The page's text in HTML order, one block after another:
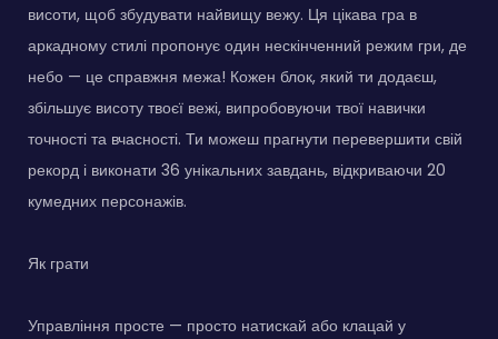
висоти, щоб збудувати найвищу вежу. Ця цікава гра в
аркадному стилі пропонує один нескінченний режим гри, де
небо — це справжня межа! Кожен блок, який ти додаєш,
збільшує висоту твоєї вежі, випробовуючи твої навички
точності та вчасності. Ти можеш прагнути перевершити свій
рекорд і виконати 36 унікальних завдань, відкриваючи 20
кумедних персонажів.
Як грати
Управління просте — просто натискай або клацай у